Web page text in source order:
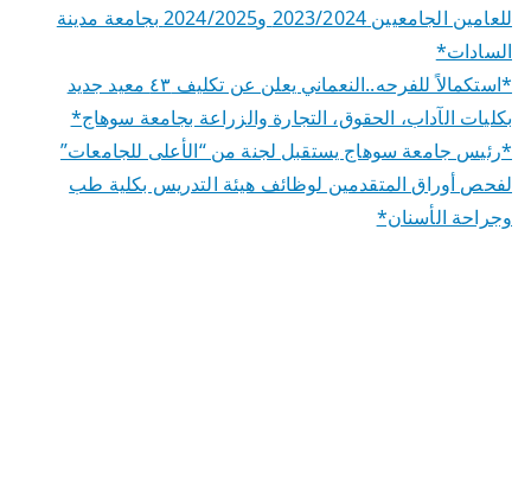
للعامين الجامعيين 2023/2024 و2024/2025 بجامعة مدينة
السادات*
*استكمالاً للفرحه..النعماني يعلن عن تكليف ٤٣ معيد جديد
بكليات الآداب، الحقوق، التجارة والزراعة بجامعة سوهاج*
*رئيس جامعة سوهاج يستقبل لجنة من “الأعلى للجامعات”
لفحص أوراق المتقدمين لوظائف هيئة التدريس بكلية طب
وجراحة الأسنان*